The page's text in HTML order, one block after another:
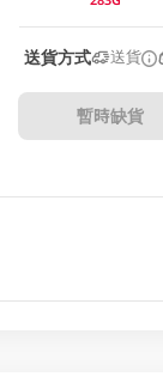
送貨方式 送貨
暫時缺貨